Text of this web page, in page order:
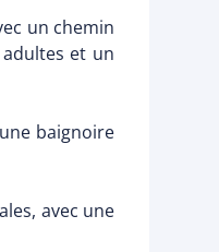
un chemin
et un
baignoire
avec une